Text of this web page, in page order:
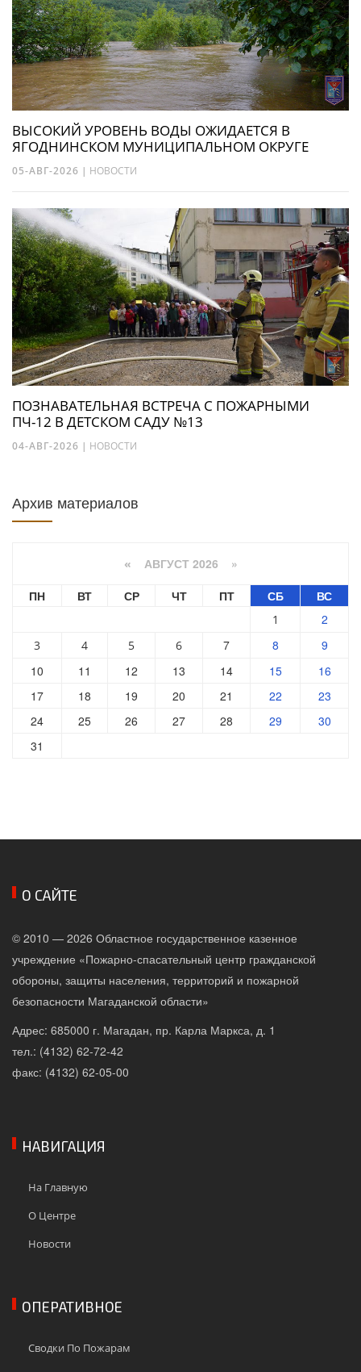
ВЫСОКИЙ УРОВЕНЬ ВОДЫ ОЖИДАЕТСЯ В
ЯГОДНИНСКОМ МУНИЦИПАЛЬНОМ ОКРУГЕ
05-АВГ-2026 | НОВОСТИ
ПОЗНАВАТЕЛЬНАЯ ВСТРЕЧА С ПОЖАРНЫМИ
ПЧ-12 В ДЕТСКОМ САДУ №13
04-АВГ-2026 | НОВОСТИ
Архив материалов
« АВГУСТ 2026 »
ПН
ВТ СР ЧТ ПТ СБ ВС
1 2
3 4 5 6 7 8
9
10
11 12 13 14 15
16
17
18 19 20 21 22
23
24
25 26 27 28 29
30
31
О САЙТЕ
© 2010 — 2026 Областное государственное казенное
учреждение «Пожарно-спасательный центр гражданской
обороны, защиты населения, территорий и пожарной
безопасности Магаданской области»
Адрес: 685000 г. Магадан, пр. Карла Маркса, д. 1
тел.: (4132) 62-72-42
факс: (4132) 62-05-00
НАВИГАЦИЯ
На Главную
О Центре
Новости
ОПЕРАТИВНОЕ
Сводки По Пожарам